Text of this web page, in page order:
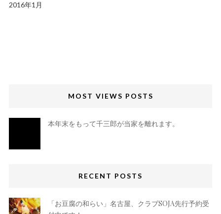
2016年1月
MOST VIEWS POSTS
本年末をもって千三郎が当家を離れます。
RECENT POSTS
「お豆腐の和らい」名古屋、クラブSOJA先行予約受